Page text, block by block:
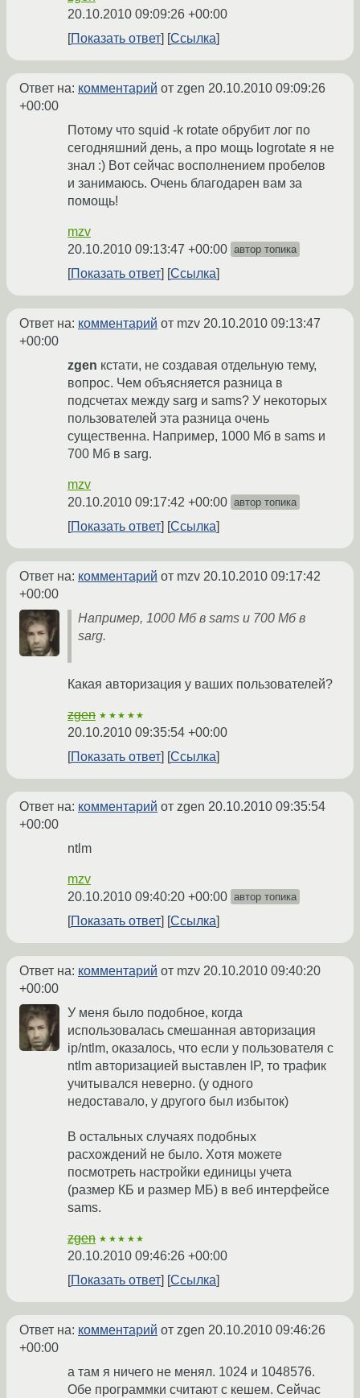
20.10.2010 09:09:26 +00:00
Показать ответ
Ссылка
Ответ на: комментарий от zgen 20.10.2010 09:09:26
+00:00
Потому что squid -k rotate обрубит лог по
сегодняшний день, а про мощь logrotate я не
знал :) Вот сейчас восполнением пробелов
и занимаюсь. Очень благодарен вам за
помощь!
mzv
20.10.2010 09:13:47 +00:00 автор топика
Показать ответ Ссылка
Ответ на: комментарий от mzv 20.10.2010 09:13:47
+00:00
zgen кстати, не создавая отдельную тему,
вопрос. Чем объясняется разница в
подсчетах между sarg и sams? У некоторых
пользователей эта разница очень
существенна. Например, 1000 Мб в sams и
700 Мб в sarg.
mzv
20.10.2010 09:17:42 +00:00 автор топика
Показать ответ Ссылка
Ответ на: комментарий от mzv 20.10.2010 09:17:42
+00:00
Например, 1000 Мб в sams и 700 Мб в
sarg.
Какая авторизация у ваших пользователей?
zgen ★★★★★
20.10.2010 09:35:54 +00:00
Показать ответ
Ссылка
Ответ на: комментарий от zgen 20.10.2010 09:35:54
+00:00
ntlm
mzv
20.10.2010 09:40:20 +00:00 автор топика
Показать ответ Ссылка
Ответ на: комментарий от mzv 20.10.2010 09:40:20
+00:00
У меня было подобное, когда
использовалась смешанная авторизация
ip/ntlm, оказалось, что если у пользователя с
ntlm авторизацией выставлен IP, то трафик
учитывался неверно. (у одного
недоставало, у другого был избыток)
В остальных случаях подобных
расхождений не было. Хотя можете
посмотреть настройки единицы учета
(размер КБ и размер МБ) в веб интерфейсе
sams.
zgen ★★★★★
20.10.2010 09:46:26 +00:00
Показать ответ
Ссылка
Ответ на: комментарий от zgen 20.10.2010 09:46:26
+00:00
а там я ничего не менял. 1024 и 1048576.
Обе программки считают с кешем. Сейчас